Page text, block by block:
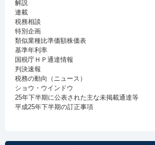
解説
連載
税務相談
特別企画
類似業種比準価額株価表
基準年利率
国税庁ＨＰ通達情報
判決速報
税務の動向（ニュース）
ショウ・ウインドウ
25年下半期に公表された主な未掲載通達等
平成25年下半期の訂正事項